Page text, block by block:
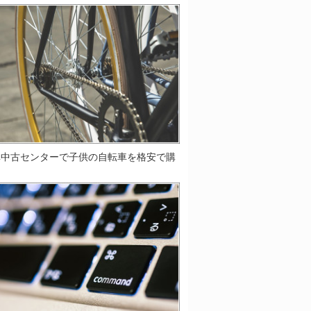
古センターで子供の自転車を格安で購